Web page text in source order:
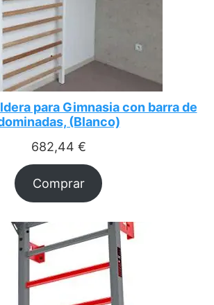
para Gimnasia con barra de
(Blanco)
682,44 €
Comprar